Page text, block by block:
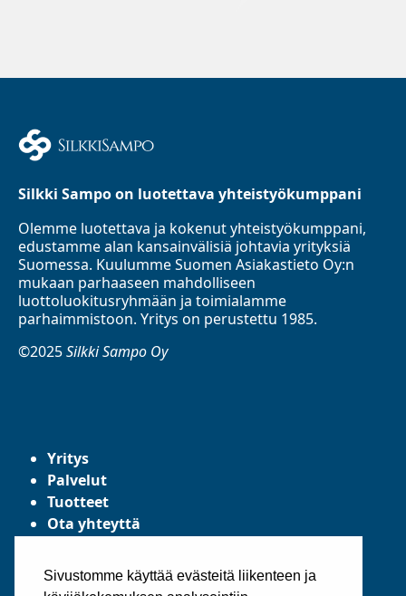
Sivustomme käyttää evästeitä liikenteen ja
Silkki Sampo on luotettava yhteistyökumppani
Olemme luotettava ja kokenut yhteistyökumppani,
edustamme alan kansainvälisiä johtavia yrityksiä
Suomessa. Kuulumme Suomen Asiakastieto Oy:n
mukaan parhaaseen mahdolliseen
luottoluokitusryhmään ja toimialamme
parhaimmistoon. Yritys on perustettu 1985.
©2025Silkki Sampo Oy
Yritys
Palvelut
Tuotteet
Ota yhteyttä
Yleiset toimitusehdot